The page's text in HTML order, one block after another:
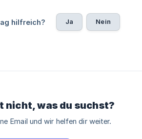
hilfreich? Ja Nein
nicht, was du suchst?
Email und wir helfen dir weiter.